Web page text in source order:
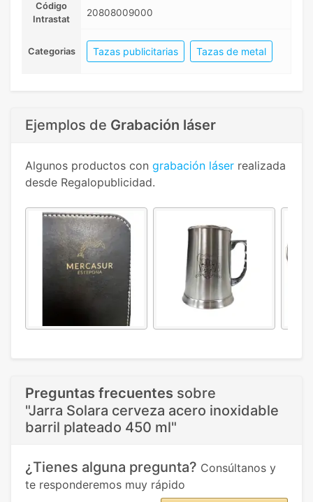
Código
Intrastat
20808009000
Categorias Tazas publicitarias Tazas de metal
Ejemplos de Grabación láser
Algunos productos con grabación láser realizada
desde Regalopublicidad.
Preguntas frecuentes sobre
"Jarra Solara cerveza acero inoxidable
barril plateado 450 ml"
¿Tienes alguna pregunta? Consúltanos y
te responderemos muy rápido